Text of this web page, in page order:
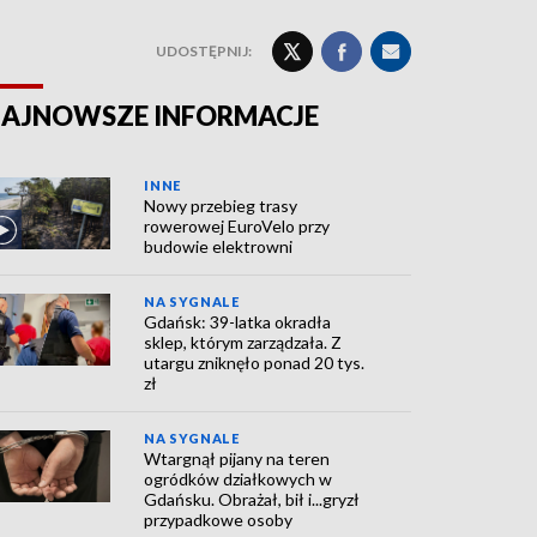
UDOSTĘPNIJ:
INFORMACJE
INNE
Nowy przebieg trasy
rowerowej EuroVelo przy
budowie elektrowni
NA SYGNALE
Gdańsk: 39-latka okradła
sklep, którym zarządzała. Z
utargu zniknęło ponad 20 tys.
zł
NA SYGNALE
Wtargnął pijany na teren
ogródków działkowych w
Gdańsku. Obrażał, bił i...gryzł
przypadkowe osoby